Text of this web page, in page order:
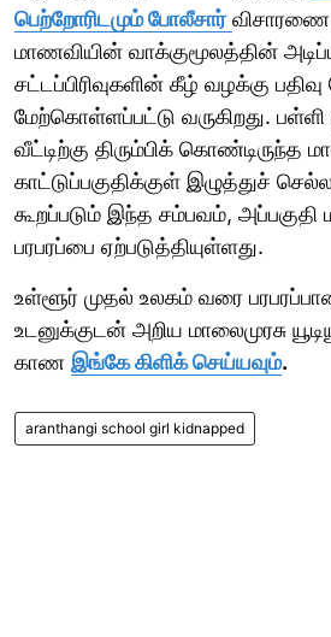
பெற்றோரிடமும் போலீசார் விசாரணை
மாணவியின் வாக்குமூலத்தின்
சட்டப்பிரிவுகளின் கீழ் வழக்கு
மேற்கொள்ளப்பட்டு வருகிறது. பள்ளி
வீட்டிற்கு திரும்பிக் கொண்டிருந்த
காட்டுப்பகுதிக்குள் இழுத்துச்
கூறப்படும் இந்த சம்பவம்,
பரபரப்பை ஏற்படுத்தியுள்ளது.
உள்ளூர் முதல் உலகம் வரை
உடனுக்குடன் அறிய மாலைமுரசு
காண இங்கே கிளிக் செய்யவும்.
aranthangi school girl kidnapped